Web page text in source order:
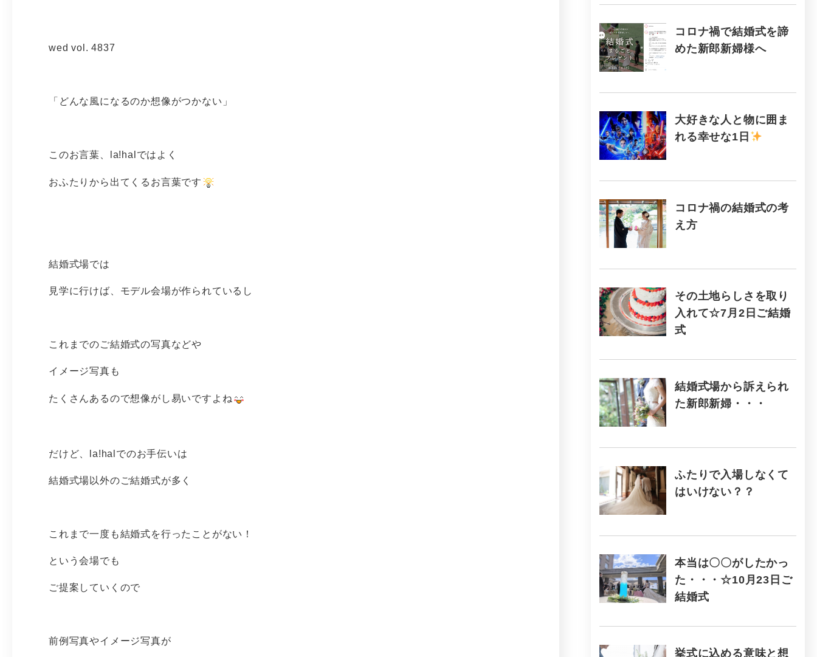
wed vol. 4837
「どんな風になるのか想像がつかない」
このお言葉、la!halではよく
おふたりから出てくるお言葉です
結婚式場では
見学に行けば、モデル会場が作られているし
これまでのご結婚式の写真などや
イメージ写真も
たくさんあるので想像がし易いですよね
だけど、la!halでのお手伝いは
結婚式場以外のご結婚式が多く
これまで一度も結婚式を行ったことがない！
という会場でも
ご提案していくので
前例写真やイメージ写真が
コロナ禍で結婚式を諦
めた新郎新婦様へ
大好きな人と物に囲ま
れる幸せな1日
コロナ禍の結婚式の考
え方
その土地らしさを取り
入れて☆7月2日ご結婚
式
結婚式場から訴えられ
た新郎新婦・・・
ふたりで入場しなくて
はいけない？？
本当は〇〇がしたかっ
た・・・☆10月23日ご
結婚式
挙式に込める意味と想